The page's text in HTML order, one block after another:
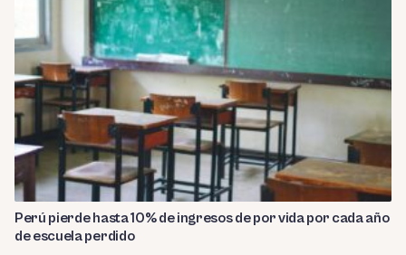
Perú pierde hasta 10% de ingresos de por vida por cada año
de escuela perdido